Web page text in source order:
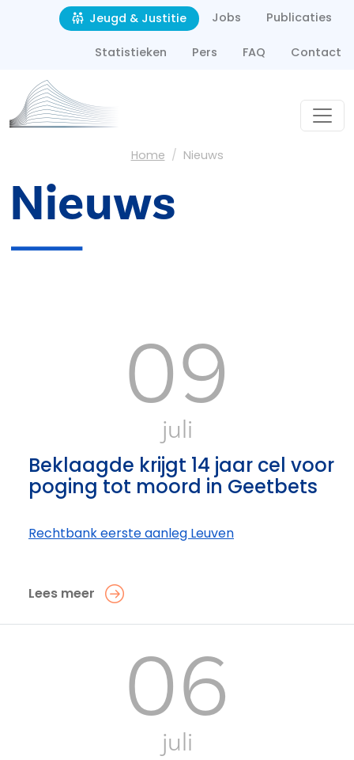
Overslaan en naar de inhoud gaan
Second navigation
Jeugd & Justitie Jobs Publicaties
Statistieken Pers FAQ Contact
Kruimelpad
Home Nieuws
Nieuws
09
juli
Beklaagde krijgt 14 jaar cel voor
poging tot moord in Geetbets
Rechtbank eerste aanleg Leuven
Lees meer
06
juli